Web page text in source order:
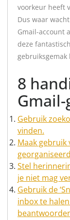
voorkeur heeft
Dus waar
Gmail-account
deze
gebruiksgemak
8
Gebruik
vinden.
Maak
Stel
je niet mag
Gebruik de
inbox te